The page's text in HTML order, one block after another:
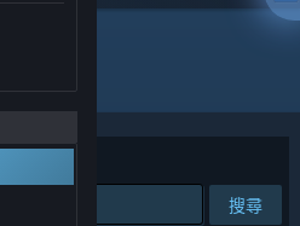
搜尋